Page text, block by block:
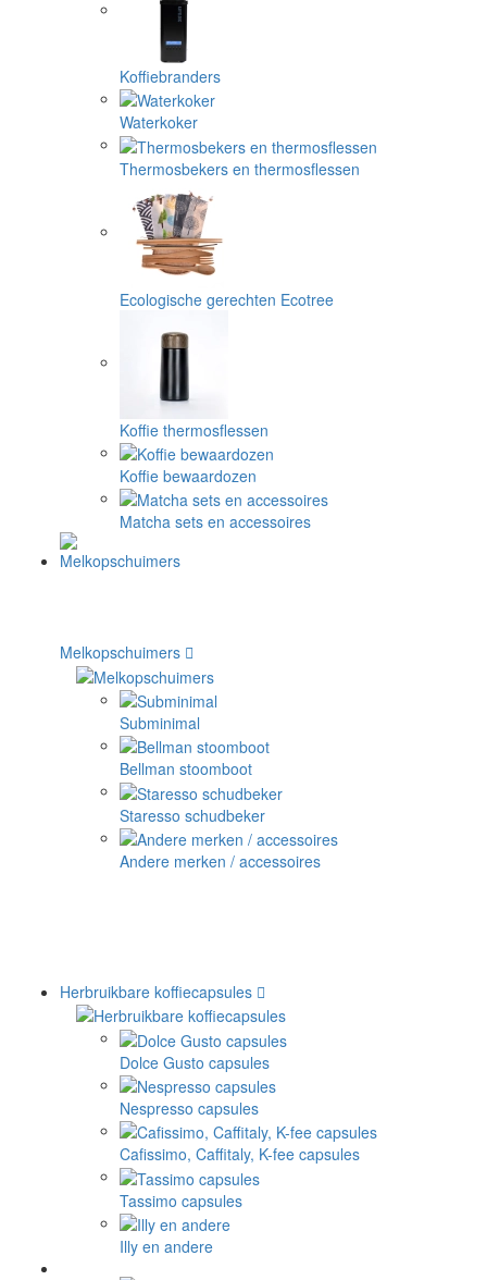
Koffiebranders
Waterkoker
Thermosbekers en thermosflessen
Ecologische gerechten Ecotree
Koffie thermosflessen
Koffie bewaardozen
Matcha sets en accessoires
Melkopschuimers
Subminimal
Bellman stoomboot
Staresso schudbeker
Andere merken / accessoires
Herbruikbare koffiecapsules
Dolce Gusto capsules
Nespresso capsules
Cafissimo, Caffitaly, K-fee capsules
Tassimo capsules
Illy en andere